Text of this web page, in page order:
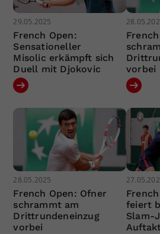
29.05.2025
French Open:
Sensationeller
Misolic erkämpft sich
Duell mit Djokovic
vorbei
28.05.2025
French Open: Ofner
schrammt am
Drittrundeneinzug
vorbei
feiert
Slam-